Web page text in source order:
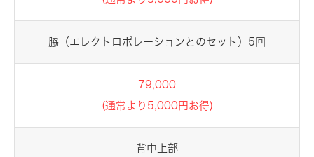
脇（エレクトロポレーションとのセット）5回
79,000
(通常より5,000円お得)
背中上部